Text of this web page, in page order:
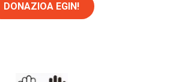
DONAZIOA EGIN!